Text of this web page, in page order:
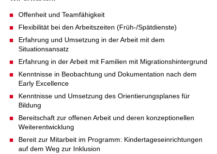
Kindertagesstätte Klaus-Müller-Kilian-Weg /
“Mäuseburg” / Familienzentrum
Kindertagesstätte König-Ludwig-Straße
Kindertagesstätte Langes Feld “Deisterspatzen”
Kindertagesstätte Moorlilienweg /
Familienzentrum
Kindertagesstätte Petermannstraße /
Familienzentrum
Kindertagesstätte Pfarrlandplatz
Kindertagesstätte Hiltrud-Grote-Weg
Kindertagesstätte Ibykusweg / Familienzentrum
Kindertagesstätte Johannes-Lau-Hof
Kindertagesstätte Kapellenbrink /
Familienzentrum
Kindertagesstätte Klaus-Müller-Kilian-Weg /
“Mäuseburg” / Familienzentrum
Kindertagesstätte König-Ludwig-Straße
Offenheit und Teamfähigkeit
Flexibilität bei den Arbeitszeiten (Früh-/Spätdienste)
Erfahrung und Umsetzung in der Arbeit mit dem
Situationsansatz
Erfahrung in der Arbeit mit Familien mit Migrationshintergrund
Kenntnisse in Beobachtung und Dokumentation nach dem
Early Excellence
Kenntnisse und Umsetzung des Orientierungsplanes für
Bildung
Bereitschaft zur offenen Arbeit und deren konzeptionellen
Weiterentwicklung
Bereit zur Mitarbeit im Programm: Kindertageseinrichtungen
auf dem Weg zur Inklusion